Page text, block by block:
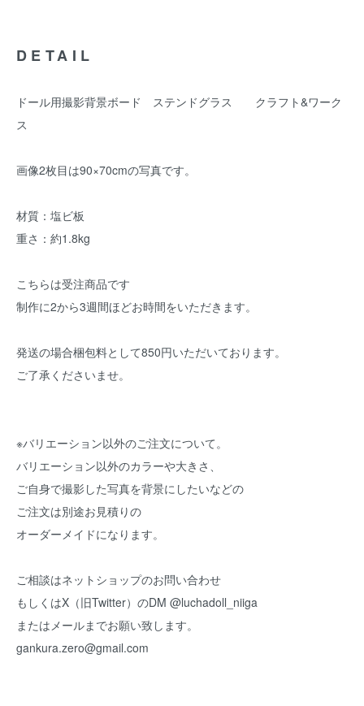
DETAIL
ドール用撮影背景ボード ステンドグラス クラフト&ワーク
ス
画像2枚目は90×70cmの写真です。
材質：塩ビ板
重さ：約1.8kg
こちらは受注商品です
制作に2から3週間ほどお時間をいただきます。
発送の場合梱包料として850円いただいております。
ご了承くださいませ。
※バリエーション以外のご注文について。
バリエーション以外のカラーや大きさ、
ご自身で撮影した写真を背景にしたいなどの
ご注文は別途お見積りの
オーダーメイドになります。
ご相談はネットショップのお問い合わせ
もしくはX（旧Twitter）のDM @luchadoll_niiga
またはメールまでお願い致します。
gankura.zero@gmail.com